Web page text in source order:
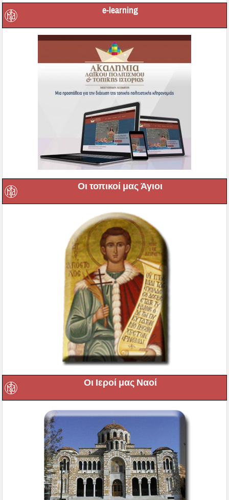
e-learning
Οι τοπικοί μας Άγιοι
Οι Ιεροί μας Ναοί